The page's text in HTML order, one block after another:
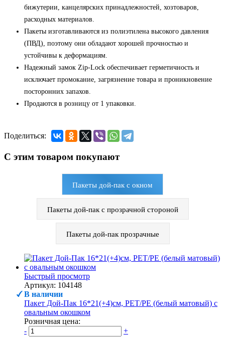
бижутерии, канцелярских принадлежностей, хозтоваров,
расходных материалов.
Пакеты изготавливаются из полиэтилена высокого давления
(ПВД), поэтому они обладают хорошей прочностью и
устойчивы к деформациям.
Надежный замок Zip-Lock обеспечивает герметичность и
исключает промокание, загрязнение товара и проникновение
посторонних запахов.
Продаются в розницу от 1 упаковки.
Поделиться:
С этим товаром покупают
Пакеты дой-пак с окном
Пакеты дой-пак с прозрачной стороной
Пакеты дой-пак прозрачные
Быстрый просмотр
Артикул: 104148
В наличии
Пакет Дой-Пак 16*21(+4)см, PET/PE (белый матовый) с
овальным окошком
Розничная цена:
-
+